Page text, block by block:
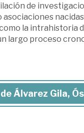
de
la intrahistoria
largo proceso
Álvarez Gila,